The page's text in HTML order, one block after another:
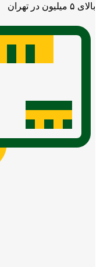
بالای ۵ میلیون در تهران